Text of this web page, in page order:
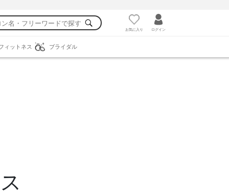
お気に入り ログイン
ィットネス ブライダル